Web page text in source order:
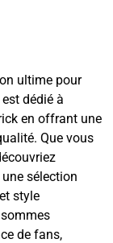
ultime pour
dédié à
en offrant une
Que vous
sélection
style
de fans,